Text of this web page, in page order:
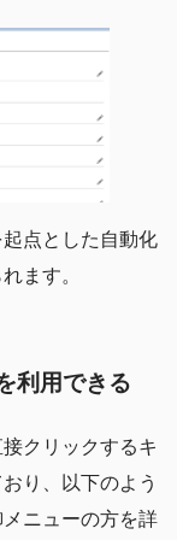
点とした自動化
ます。
利用できる
クリックするキ
り、以下のよう
ニューの方を詳